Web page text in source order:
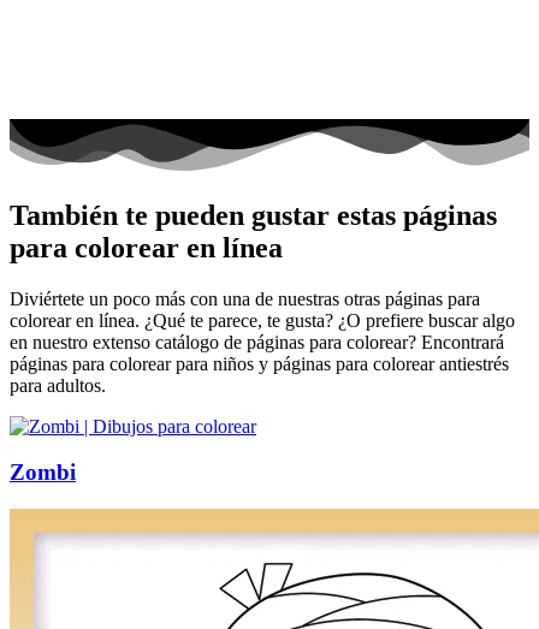
También te pueden gustar estas páginas
para colorear en línea
Diviértete un poco más con una de nuestras otras páginas para
colorear en línea. ¿Qué te parece, te gusta? ¿O prefiere buscar algo
en nuestro extenso catálogo de páginas para colorear? Encontrará
páginas para colorear para niños y páginas para colorear antiestrés
para adultos.
Zombi